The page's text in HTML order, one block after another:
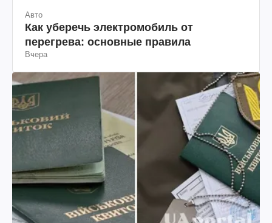
Авто
Как уберечь электромобиль от
перегрева: основные правила
Вчера